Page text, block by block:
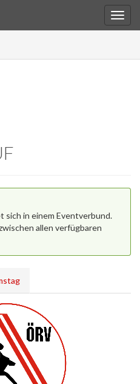
sich in einem Eventverbund.
allen verfügbaren